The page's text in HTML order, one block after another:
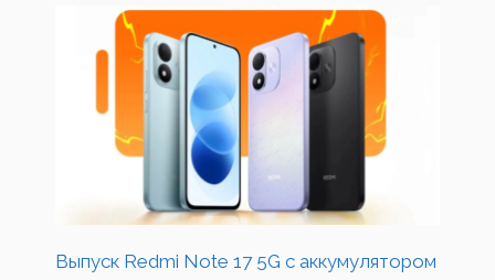
Выпуск Redmi Note 17 5G с аккумулятором